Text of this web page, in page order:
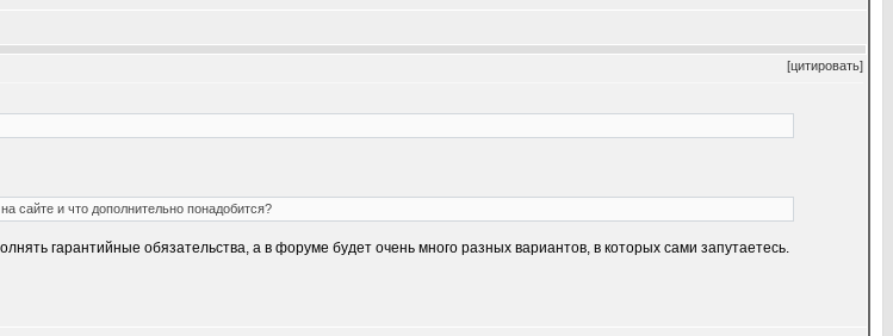
[цитировать]
сайте и что дополнительно понадобится?
гарантийные обязательства, а в форуме будет очень много разных вариантов, в которых сами запутаетесь.